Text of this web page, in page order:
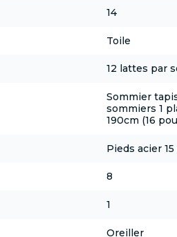
14
Toile
12 lattes par
Sommier
sommiers 1
190cm (16
Pieds acier 15
8
1
Oreiller